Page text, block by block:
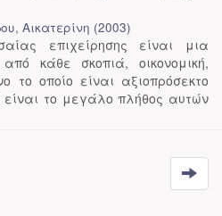
Αικατερίνη (2003)
επιχείρησης είναι μια
κάθε σκοπιά, οικονομική,
το οποίο είναι αξιοπρόσεκτο
το μεγάλο πλήθος αυτών